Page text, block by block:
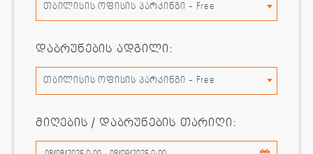
თბილისის ოფისის პარკინგი - Free
დაბრუნების ადგილი:
თბილისის ოფისის პარკინგი - Free
მიღების / დაბრუნების თარიღი: